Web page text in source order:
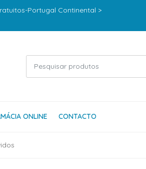
Portugal Continental >
ONLINE CONTACTO